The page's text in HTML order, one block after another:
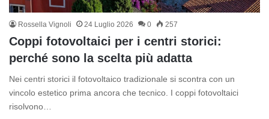
Rossella Vignoli 24 Luglio 2026 0 257
Coppi fotovoltaici per i centri storici:
perché sono la scelta più adatta
Nei centri storici il fotovoltaico tradizionale si scontra con un
vincolo estetico prima ancora che tecnico. I coppi fotovoltaici
risolvono…